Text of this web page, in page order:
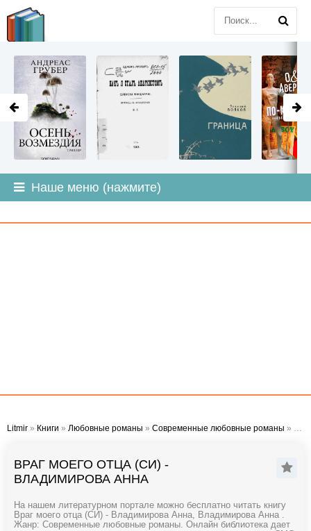
Наше меню (нажмите)
Litmir » Книги » Любовные романы » Современные любовные романы » Враг моего отца (СИ) - Владимирова Анна
ВРАГ МОЕГО ОТЦА (СИ) -
ВЛАДИМИРОВА АННА
На нашем литературном портале можно бесплатно читать книгу
Враг моего отца (СИ) - Владимирова Анна, Владимирова Анна .
Жанр: Современные любовные романы. Онлайн библиотека дает
LITMIR.ORG